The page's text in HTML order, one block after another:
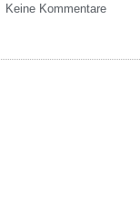
Keine Kommentare